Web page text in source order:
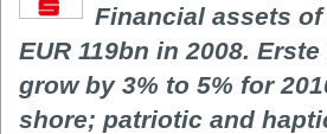
Financial assets
EUR 119bn in 2008.
grow by 3% to 5% for
shore; patriotic and